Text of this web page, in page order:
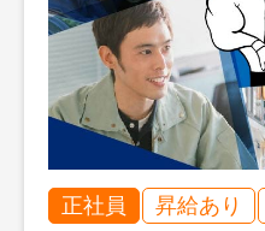
正社員 昇給あり